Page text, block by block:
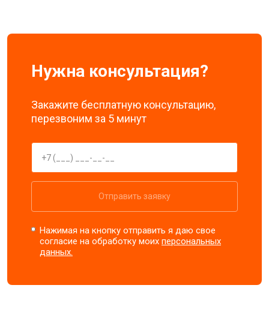
Нужна консультация?
Закажите бесплатную консультацию,
перезвоним за 5 минут
Отправить заявку
Нажимая на кнопку отправить я даю свое
согласие на обработку моихперсональных
данных.